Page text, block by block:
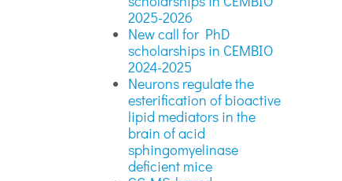
2025-2026
New call for PhD
scholarships in CEMBIO
2024-2025
Neurons regulate the
esterification of bioactive
lipid mediators in the
brain of acid
sphingomyelinase
deficient mice